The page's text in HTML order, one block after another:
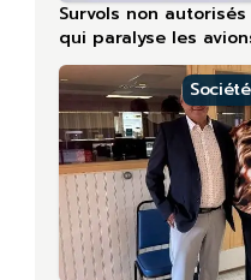
Survols non
qui paralyse les
région la plus
Société